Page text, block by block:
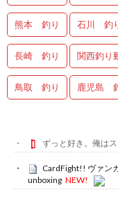
熊本 釣り 石川 釣
長崎 釣り 関西釣り
鳥取 釣り 鹿児島
ずっと好き。俺は
CardFight!! ヴァン
unboxing NEW!